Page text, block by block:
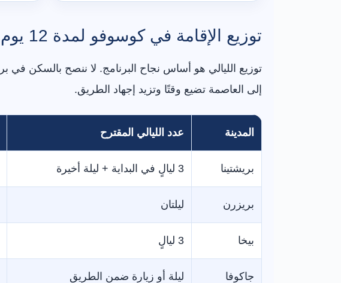
توزيع الإقامة في كوسوفو لمدة 12 يوم
إلى العاصمة تضيع وقتًا وتزيد إجهاد الطريق.
المدينة عدد الليالي المقترح
بريشتينا 3 ليالٍ في البداية + ليلة أخيرة
بريزرن ليلتان
بيخا 3 ليالٍ
جاكوفا ليلة أو زيارة ضمن الطريق